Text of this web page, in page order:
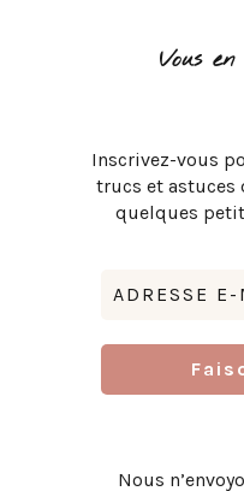
Vous
Inscrivez-vous
trucs et astuces
quelques
Nous